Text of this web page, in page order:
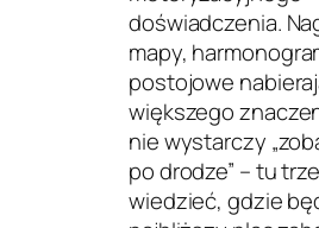
doświadczenia.
mapy,
postojowe
większego
nie wystarczy
po drodze” – tu
wiedzieć,gdzie